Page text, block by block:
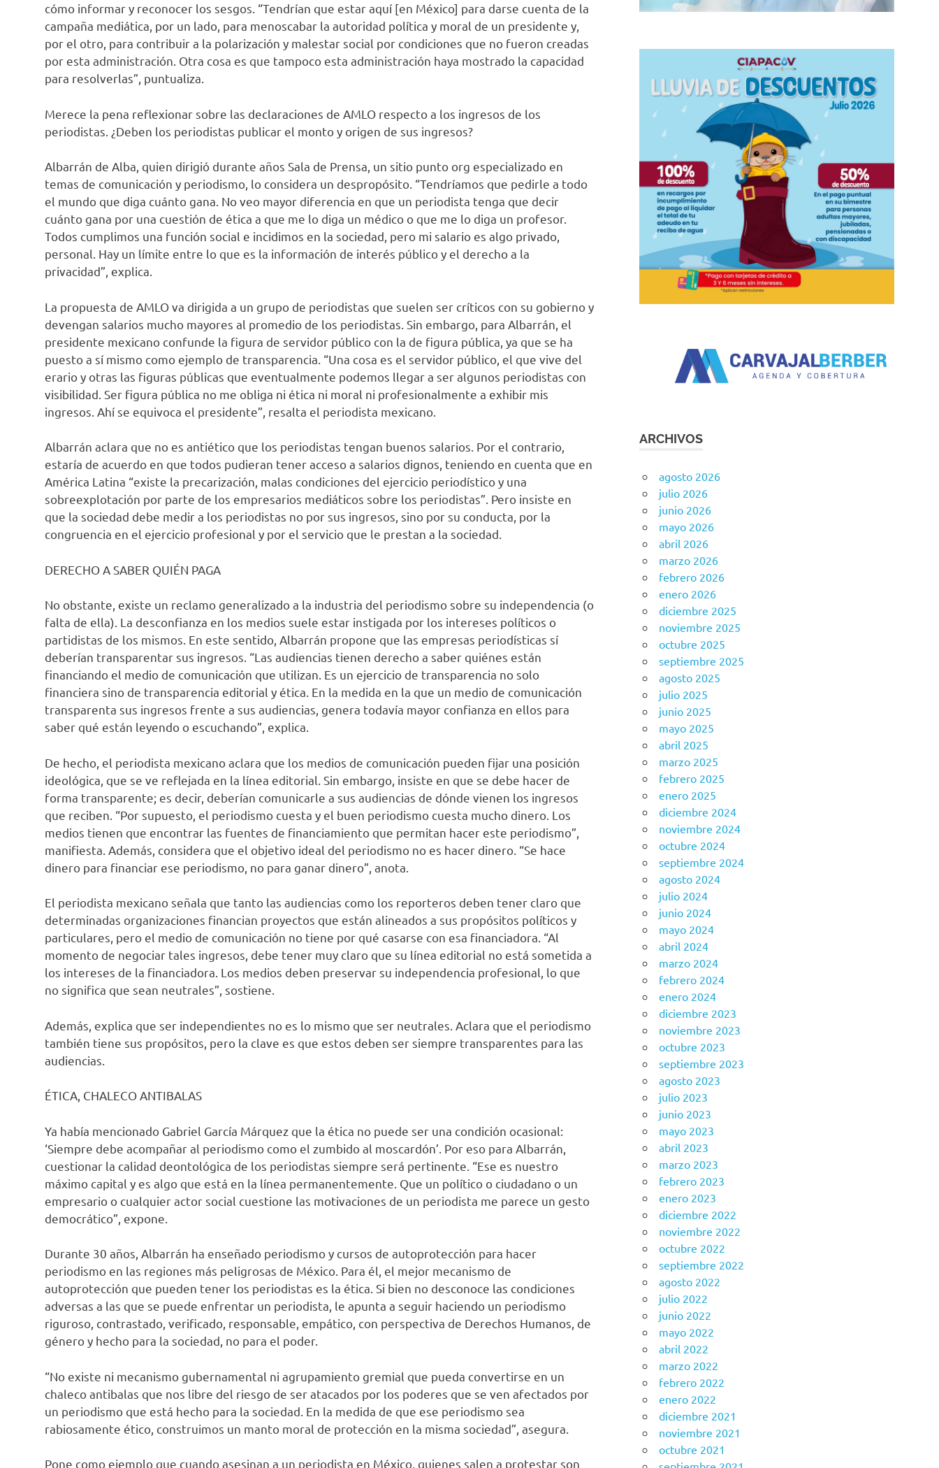
cómo informar y reconocer los sesgos. “Tendrían que estar aquí [en México] para darse cuenta de la
campaña mediática, por un lado, para menoscabar la autoridad política y moral de un presidente y,
por el otro, para contribuir a la polarización y malestar social por condiciones que no fueron creadas
por esta administración. Otra cosa es que tampoco esta administración haya mostrado la capacidad
para resolverlas”, puntualiza.
Merece la pena reflexionar sobre las declaraciones de AMLO respecto a los ingresos de los
periodistas. ¿Deben los periodistas publicar el monto y origen de sus ingresos?
Albarrán de Alba, quien dirigió durante años Sala de Prensa, un sitio punto org especializado en
temas de comunicación y periodismo, lo considera un despropósito. “Tendríamos que pedirle a todo
el mundo que diga cuánto gana. No veo mayor diferencia en que un periodista tenga que decir
cuánto gana por una cuestión de ética a que me lo diga un médico o que me lo diga un profesor.
Todos cumplimos una función social e incidimos en la sociedad, pero mi salario es algo privado,
personal. Hay un límite entre lo que es la información de interés público y el derecho a la
privacidad”, explica.
La propuesta de AMLO va dirigida a un grupo de periodistas que suelen ser críticos con su gobierno y
devengan salarios mucho mayores al promedio de los periodistas. Sin embargo, para Albarrán, el
presidente mexicano confunde la figura de servidor público con la de figura pública, ya que se ha
puesto a sí mismo como ejemplo de transparencia. “Una cosa es el servidor público, el que vive del
erario y otras las figuras públicas que eventualmente podemos llegar a ser algunos periodistas con
visibilidad. Ser figura pública no me obliga ni ética ni moral ni profesionalmente a exhibir mis
ingresos. Ahí se equivoca el presidente”, resalta el periodista mexicano.
Albarrán aclara que no es antiético que los periodistas tengan buenos salarios. Por el contrario,
estaría de acuerdo en que todos pudieran tener acceso a salarios dignos, teniendo en cuenta que en
América Latina “existe la precarización, malas condiciones del ejercicio periodístico y una
sobreexplotación por parte de los empresarios mediáticos sobre los periodistas”. Pero insiste en
que la sociedad debe medir a los periodistas no por sus ingresos, sino por su conducta, por la
congruencia en el ejercicio profesional y por el servicio que le prestan a la sociedad.
DERECHO A SABER QUIÉN PAGA
No obstante, existe un reclamo generalizado a la industria del periodismo sobre su independencia (o
falta de ella). La desconfianza en los medios suele estar instigada por los intereses políticos o
partidistas de los mismos. En este sentido, Albarrán propone que las empresas periodísticas sí
deberían transparentar sus ingresos. “Las audiencias tienen derecho a saber quiénes están
financiando el medio de comunicación que utilizan. Es un ejercicio de transparencia no solo
financiera sino de transparencia editorial y ética. En la medida en la que un medio de comunicación
transparenta sus ingresos frente a sus audiencias, genera todavía mayor confianza en ellos para
saber qué están leyendo o escuchando”, explica.
De hecho, el periodista mexicano aclara que los medios de comunicación pueden fijar una posición
ideológica, que se ve reflejada en la línea editorial. Sin embargo, insiste en que se debe hacer de
forma transparente; es decir, deberían comunicarle a sus audiencias de dónde vienen los ingresos
que reciben. “Por supuesto, el periodismo cuesta y el buen periodismo cuesta mucho dinero. Los
medios tienen que encontrar las fuentes de financiamiento que permitan hacer este periodismo”,
manifiesta. Además, considera que el objetivo ideal del periodismo no es hacer dinero. “Se hace
dinero para financiar ese periodismo, no para ganar dinero”, anota.
El periodista mexicano señala que tanto las audiencias como los reporteros deben tener claro que
determinadas organizaciones financian proyectos que están alineados a sus propósitos políticos y
particulares, pero el medio de comunicación no tiene por qué casarse con esa financiadora. “Al
momento de negociar tales ingresos, debe tener muy claro que su línea editorial no está sometida a
los intereses de la financiadora. Los medios deben preservar su independencia profesional, lo que
no significa que sean neutrales”, sostiene.
Además, explica que ser independientes no es lo mismo que ser neutrales. Aclara que el periodismo
también tiene sus propósitos, pero la clave es que estos deben ser siempre transparentes para las
audiencias.
ÉTICA, CHALECO ANTIBALAS
Ya había mencionado Gabriel García Márquez que la ética no puede ser una condición ocasional:
‘Siempre debe acompañar al periodismo como el zumbido al moscardón’. Por eso para Albarrán,
cuestionar la calidad deontológica de los periodistas siempre será pertinente. “Ese es nuestro
máximo capital y es algo que está en la línea permanentemente. Que un político o ciudadano o un
empresario o cualquier actor social cuestione las motivaciones de un periodista me parece un gesto
democrático”, expone.
Durante 30 años, Albarrán ha enseñado periodismo y cursos de autoprotección para hacer
periodismo en las regiones más peligrosas de México. Para él, el mejor mecanismo de
autoprotección que pueden tener los periodistas es la ética. Si bien no desconoce las condiciones
adversas a las que se puede enfrentar un periodista, le apunta a seguir haciendo un periodismo
riguroso, contrastado, verificado, responsable, empático, con perspectiva de Derechos Humanos, de
género y hecho para la sociedad, no para el poder.
“No existe ni mecanismo gubernamental ni agrupamiento gremial que pueda convertirse en un
chaleco antibalas que nos libre del riesgo de ser atacados por los poderes que se ven afectados por
un periodismo que está hecho para la sociedad. En la medida de que ese periodismo sea
rabiosamente ético, construimos un manto moral de protección en la misma sociedad”, asegura.
Pone como ejemplo que cuando asesinan a un periodista en México, quienes salen a protestar son
ARCHIVOS
agosto 2026
julio 2026
junio 2026
mayo 2026
abril 2026
marzo 2026
febrero 2026
enero 2026
diciembre 2025
noviembre 2025
octubre 2025
septiembre 2025
agosto 2025
julio 2025
junio 2025
mayo 2025
abril 2025
marzo 2025
febrero 2025
enero 2025
diciembre 2024
noviembre 2024
octubre 2024
septiembre 2024
agosto 2024
julio 2024
junio 2024
mayo 2024
abril 2024
marzo 2024
febrero 2024
enero 2024
diciembre 2023
noviembre 2023
octubre 2023
septiembre 2023
agosto 2023
julio 2023
junio 2023
mayo 2023
abril 2023
marzo 2023
febrero 2023
enero 2023
diciembre 2022
noviembre 2022
octubre 2022
septiembre 2022
agosto 2022
julio 2022
junio 2022
mayo 2022
abril 2022
marzo 2022
febrero 2022
enero 2022
diciembre 2021
noviembre 2021
octubre 2021